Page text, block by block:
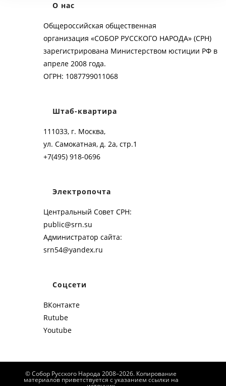
О нас
Общероссийская общественная
организация «СОБОР РУССКОГО НАРОДА» (СРН)
зарегистрирована Министерством юстиции РФ в
апреле 2008 года.
ОГРН: 1087799011068
Штаб-квартира
111033, г. Москва,
ул. Самокатная, д. 2а, стр.1
+7(495) 918-0696
Электропочта
Центральный Совет СРН:
public@srn.su
Администратор сайта:
srn54@yandex.ru
Соцсети
ВКонтакте
Rutube
Youtube
© Собор Русского Народа 2008–2026. Копирование
материалов приветствуется с указанием ссылки на